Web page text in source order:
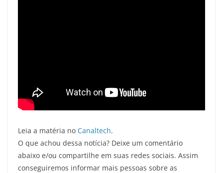
Leia a matéria no Canaltech.
O que achou dessa notícia? Deixe um comentário
abaixo e/ou compartilhe em suas redes sociais. Assim
conseguiremos informar mais pessoas sobre as